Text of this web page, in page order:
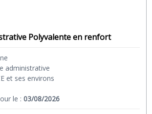
Polyvalente en renfort
administrative
et ses environs
le :03/08/2026